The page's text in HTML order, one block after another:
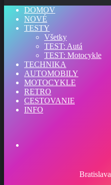
DOMOV
NOVÉ
TESTY
Všetky
TEST: Autá
TEST: Motocykle
TECHNIKA
AUTOMOBILY
MOTOCYKLE
RETRO
CESTOVANIE
INFO
Bratislava